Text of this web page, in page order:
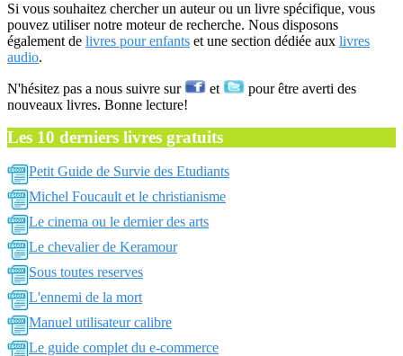
Si vous souhaitez chercher un auteur ou un livre spécifique, vous
pouvez utiliser notre moteur de recherche. Nous disposons
également de livres pour enfants et une section dédiée aux livres
audio.
N'hésitez pas a nous suivre sur et
pour être averti des
nouveaux livres. Bonne lecture!
Les 10 derniers livres gratuits
Petit Guide de Survie des Etudiants
Michel Foucault et le christianisme
Le cinema ou le dernier des arts
Le chevalier de Keramour
Sous toutes reserves
L'ennemi de la mort
Manuel utilisateur calibre
Le guide complet du e-commerce